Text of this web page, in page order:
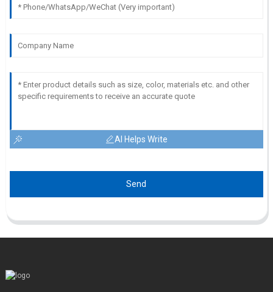
AI Helps Write
Send